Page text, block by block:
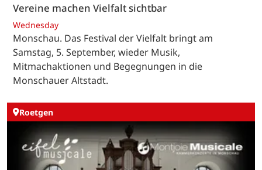
Vereine machen Vielfalt sichtbar
Wednesday
Monschau. Das Festival der Vielfalt bringt am
Samstag, 5. September, wieder Musik,
Mitmachaktionen und Begegnungen in die
Monschauer Altstadt.
Roetgen